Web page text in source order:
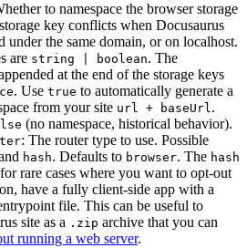
to namespace the browser storage
key conflicts when Docusaurus
under the same domain, or on localhost.
are string | boolean. The
at the end of the storage keys
. Use true to automatically generate a
from your site url + baseUrl.
(no namespace, historical behavior).
: The router type to use. Possible
hash. Defaults to browser. The hash
rare cases where you want to opt-out
have a fully client-side app with a
file. This can be useful to
site as a .zip archive that you can
running a web server.